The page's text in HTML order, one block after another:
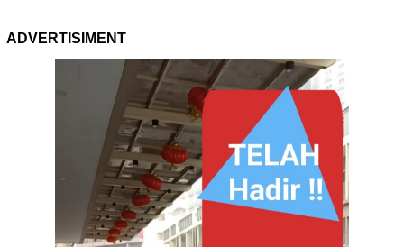
ADVERTISIMENT